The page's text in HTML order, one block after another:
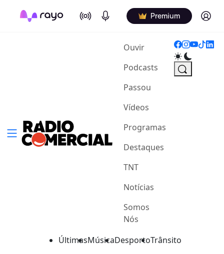
On Air Podcasts Premium Log in
Ouvir(current)
Podcasts
Passou
Vídeos
Programas
Destaques
TNT
Notícias
Somos
Nós
ÚltimasMúsicaDesportoTrânsito